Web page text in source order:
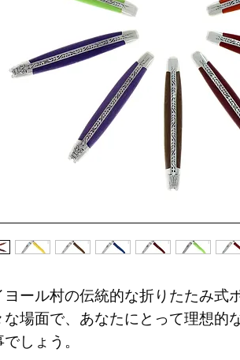
ール村の伝統的な折りたたみ式
場面で、あなたにとって理想的
しょう。